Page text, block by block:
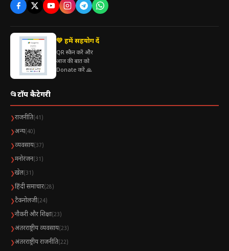
💛 हमें सहयोग दें
QR स्कैन करें और
आज की बात को
Donate करें 🙏
📂टॉप कैटेगरी
❯राजनीति(41)
❯अन्य(40)
❯व्यवसाय(37)
❯मनोरंजन(31)
❯खेल(31)
❯हिंदी समाचार(28)
❯टैकनोलजी(24)
❯नौकरी और शिक्षा(23)
❯अंतरराष्ट्रीय व्यवसाय(23)
❯अंतरराष्ट्रीय राजनीति(22)